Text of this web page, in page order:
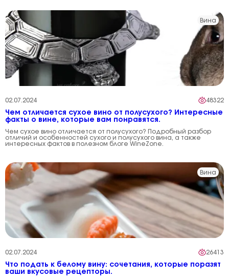
Вина
02.07.2024 48322
Чем отличается сухое вино от полусухого? Интересные
факты о вине, которые вам понравятся.
Чем сухое вино отличается от полусухого? Подробный разбор
отличий и особенностей сухого и полусухого вина, а также
интересных фактов в полезном блоге WineZone.
Вина
02.07.2024 26413
Что подать к белому вину: сочетания, которые поразят
ваши вкусовые рецепторы.